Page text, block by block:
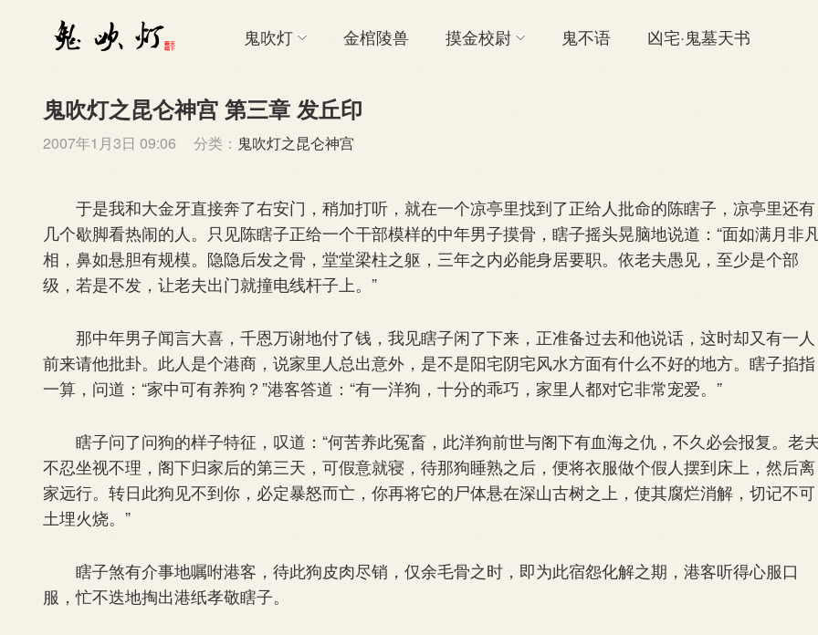
鬼吹灯 金棺陵兽 摸金校尉 鬼不语 凶宅·鬼墓天书
鬼吹灯之昆仑神宫 第三章 发丘印
2007年1月3日 09:06 分类： 鬼吹灯之昆仑神宫
于是我和大金牙直接奔了右安门，稍加打听，就在一个凉亭里找到了正给人批命的陈瞎子，凉亭里还有
几个歇脚看热闹的人。只见陈瞎子正给一个干部模样的中年男子摸骨，瞎子摇头晃脑地说道：“面如满月非
相，鼻如悬胆有规模。隐隐后发之骨，堂堂梁柱之躯，三年之内必能身居要职。依老夫愚见，至少是个部
级，若是不发，让老夫出门就撞电线杆子上。”
那中年男子闻言大喜，千恩万谢地付了钱，我见瞎子闲了下来，正准备过去和他说话，这时却又有一人
前来请他批卦。此人是个港商，说家里人总出意外，是不是阳宅阴宅风水方面有什么不好的地方。瞎子掐指
一算，问道：“家中可有养狗？”港客答道：“有一洋狗，十分的乖巧，家里人都对它非常宠爱。”
瞎子问了问狗的样子特征，叹道：“何苦养此冤畜，此洋狗前世与阁下有血海之仇，不久必会报复。老
不忍坐视不理，阁下归家后的第三天，可假意就寝，待那狗睡熟之后，便将衣服做个假人摆到床上，然后离
家远行。转日此狗见不到你，必定暴怒而亡，你再将它的尸体悬在深山古树之上，使其腐烂消解，切记不可
土埋火烧。”
瞎子煞有介事地嘱咐港客，待此狗皮肉尽销，仅余毛骨之时，即为此宿怨化解之期，港客听得心服口
服，忙不迭地掏出港纸孝敬瞎子。